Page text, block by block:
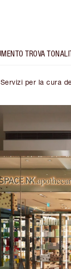
TROVA
Servizi per la cura